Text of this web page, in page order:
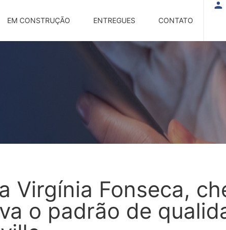
EM CONSTRUÇÃO ENTREGUES CONTATO
Virgínia Fonseca,
o padrão de